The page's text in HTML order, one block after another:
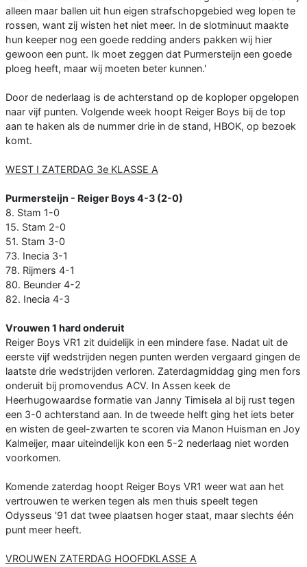
alleen maar ballen uit hun eigen strafschopgebied weg lopen te
rossen, want zij wisten het niet meer. In de slotminuut maakte
hun keeper nog een goede redding anders pakken wij hier
gewoon een punt. Ik moet zeggen dat Purmersteijn een goede
ploeg heeft, maar wij moeten beter kunnen.'
Door de nederlaag is de achterstand op de koploper opgelopen
naar vijf punten. Volgende week hoopt Reiger Boys bij de top
aan te haken als de nummer drie in de stand, HBOK, op bezoek
komt.
WEST I ZATERDAG 3e KLASSE A
Purmersteijn - Reiger Boys 4-3 (2-0)
8. Stam 1-0
15. Stam 2-0
51. Stam 3-0
73. Inecia 3-1
78. Rijmers 4-1
80. Beunder 4-2
82. Inecia 4-3
Vrouwen 1 hard onderuit
Reiger Boys VR1 zit duidelijk in een mindere fase. Nadat uit de
eerste vijf wedstrijden negen punten werden vergaard gingen de
laatste drie wedstrijden verloren. Zaterdagmiddag ging men fors
onderuit bij promovendus ACV. In Assen keek de
Heerhugowaardse formatie van Janny Timisela al bij rust tegen
een 3-0 achterstand aan. In de tweede helft ging het iets beter
en wisten de geel-zwarten te scoren via Manon Huisman en Joy
Kalmeijer, maar uiteindelijk kon een 5-2 nederlaag niet worden
voorkomen.
Komende zaterdag hoopt Reiger Boys VR1 weer wat aan het
vertrouwen te werken tegen als men thuis speelt tegen
Odysseus '91 dat twee plaatsen hoger staat, maar slechts één
punt meer heeft.
VROUWEN ZATERDAG HOOFDKLASSE A